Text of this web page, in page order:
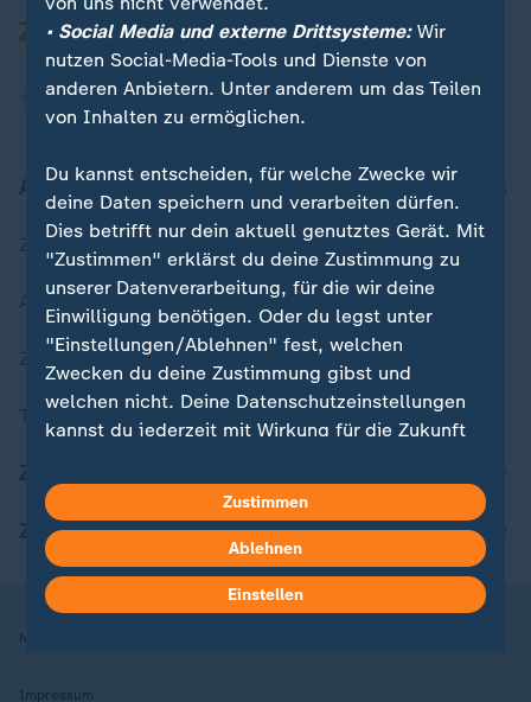
Aktuell bei ZDFheute
Zuletzt veröffentlicht
Aktuelle Sendungs-Videos
ZDFheute Stories
Themen im Überblick
ZDFheute Apps
Nutzungsbedingungen
Impressum
• Social Media und externe Drittsysteme:Wir
nutzen Social-Media-Tools und Dienste von
anderen Anbietern. Unter anderem um das Teilen
von Inhalten zu ermöglichen.
Du kannst entscheiden, für welche Zwecke wir
deine Daten speichern und verarbeiten dürfen.
Dies betrifft nur dein aktuell genutztes Gerät. Mit
"Zustimmen" erklärst du deine Zustimmung zu
unserer Datenverarbeitung, für die wir deine
Einwilligung benötigen. Oder du legst unter
"Einstellungen/Ablehnen" fest, welchen
Zwecken du deine Zustimmung gibst und
welchen nicht. Deine Datenschutzeinstellungen
kannst du jederzeit mit Wirkung für die Zukunft
Hier findest du das Impressum.
Weitere Informationen findest du in unserer
Datenschutzerklärung.
Zustimmen
Ablehnen
Einstellen